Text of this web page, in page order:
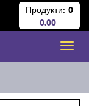
Продукти: 0
0.00